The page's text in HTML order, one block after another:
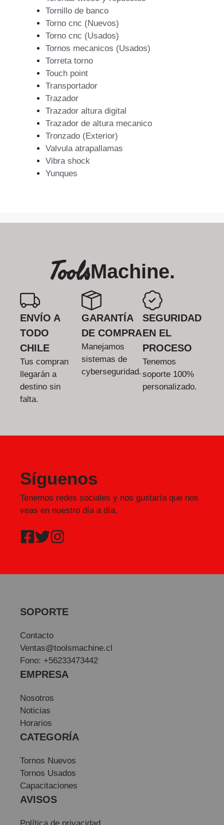
Tornillo de banco
Torno cnc (Nuevos)
Torno cnc (Usados)
Tornos mecanicos (Usados)
Torreta torno
Touch point
Transportador
Trazador
Trazador altura digital
Trazador de altura mecanico
Tronzado (Exterior)
Valvula atrapallamas
Vibra shock
Yunques
ToolsMachine.
ENVÍO A
TODO
CHILE
Tus compran
llegarán a
destino sin
falta.
GARANTÍA
DE COMPRA
Manejamos
sistemas de
cyberseguridad.
SEGURIDAD
EN EL
PROCESO
Tenemos
soporte 100%
personalizado.
Síguenos
Tenemos redes sociales y nos gustaría que nos
veas en nuestro día a día.
SOPORTE
Contacto
Ventas@toolsmachine.cl
Fono: +56233473442
EMPRESA
Nosotros
Noticias
Horarios
CATEGORÍA
Tornos Nuevos
Tornos Usados
Capacitaciones
AVISOS